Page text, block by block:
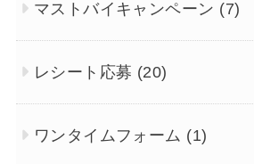
マストバイキャンペーン (7)
レシート応募 (20)
ワンタイムフォーム (1)